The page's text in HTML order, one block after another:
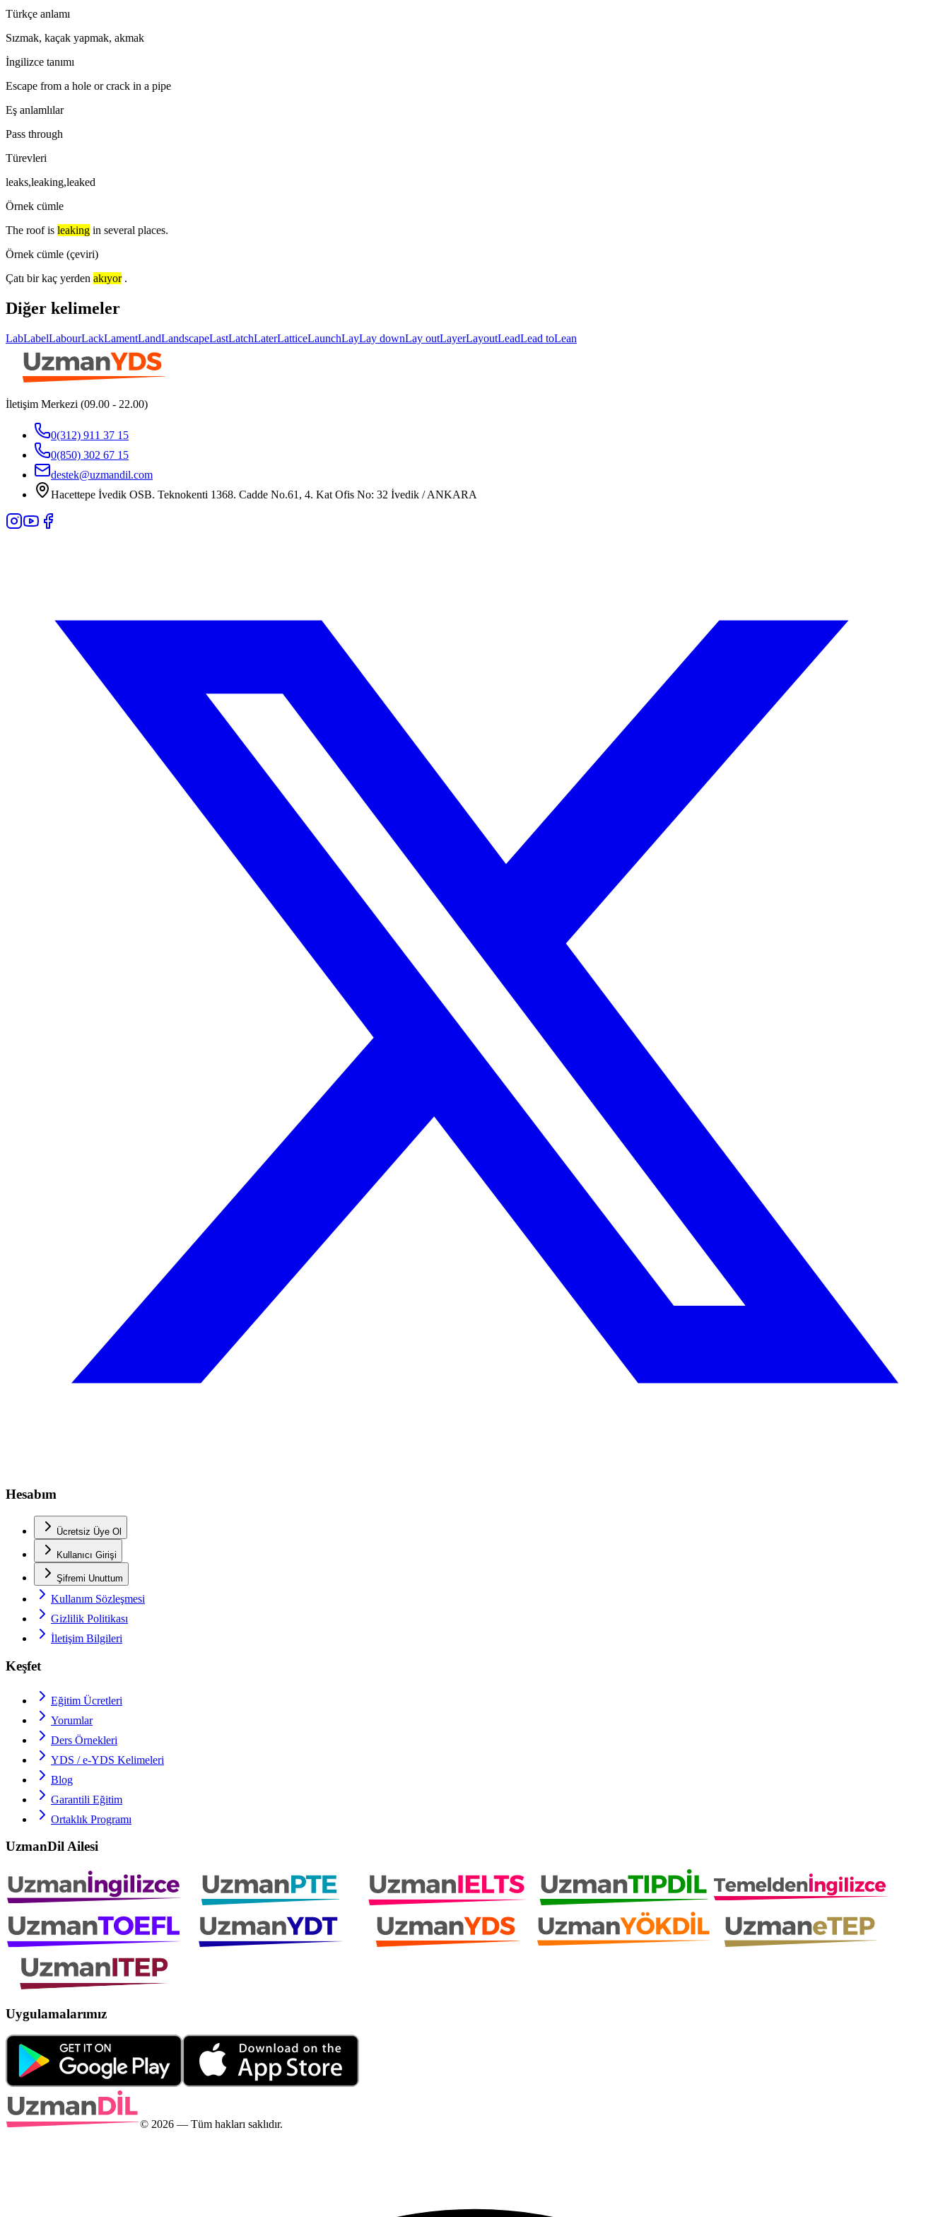
Türkçe anlamı
Sızmak, kaçak yapmak, akmak
İngilizce tanımı
Escape from a hole or crack in a pipe
Eş anlamlılar
Pass through
Türevleri
leaks,leaking,leaked
Örnek cümle
The roof is leaking in several places.
Örnek cümle (çeviri)
Çatı bir kaç yerden akıyor .
Diğer kelimeler
LabLabelLabourLackLamentLandLandscapeLastLatchLaterLatticeLaunchLayLay downLay outLayerLayoutLeadLead toLean
İletişim Merkezi (09.00 - 22.00)
0(312) 911 37 15
0(850) 302 67 15
destek@uzmandil.com
Hacettepe İvedik OSB. Teknokenti 1368. Cadde No.61, 4. Kat Ofis No: 32 İvedik / ANKARA
Hesabım
Ücretsiz Üye Ol
Kullanıcı Girişi
Şifremi Unuttum
Kullanım Sözleşmesi
Gizlilik Politikası
İletişim Bilgileri
Keşfet
Eğitim Ücretleri
Yorumlar
Ders Örnekleri
YDS / e-YDS Kelimeleri
Blog
Garantili Eğitim
Ortaklık Programı
UzmanDil Ailesi
Uygulamalarımız
© 2026 — Tüm hakları saklıdır.